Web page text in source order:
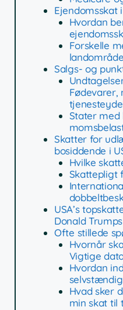
Ejendomsskat
Hvordan
Forskelle
Salgs- og
Fødevarer,
Stater med
Skatter for
bosiddende i
Hvilke
Skattepligt
USA’s
Donald
Ofte stillede
Hvornår
Vigtige
Hvordan
Hvad sker
min skat til